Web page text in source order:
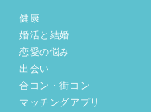
健康
婚活と結婚
恋愛の悩み
出会い
合コン・街コン
マッチングアプリ